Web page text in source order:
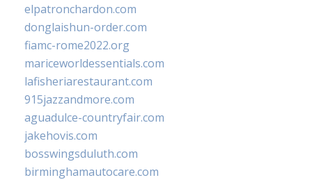
elpatronchardon.com
donglaishun-order.com
fiamc-rome2022.org
mariceworldessentials.com
lafisheriarestaurant.com
915jazzandmore.com
aguadulce-countryfair.com
jakehovis.com
bosswingsduluth.com
birminghamautocare.com